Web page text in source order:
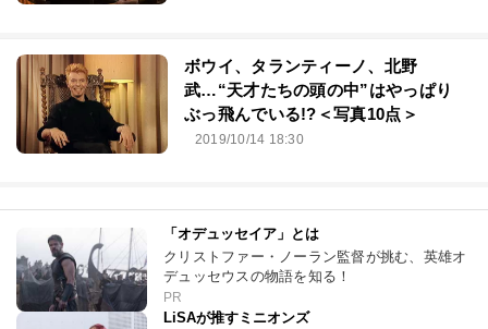
ボウイ、タランティーノ、北野
武…“天才たちの頭の中”はやっぱり
ぶっ飛んでいる!?＜写真10点＞
2019/10/14 18:30
「オデュッセイア」とは
クリストファー・ノーラン監督が挑む、英雄オ
デュッセウスの物語を知る！
PR
LiSAが推すミニオンズ